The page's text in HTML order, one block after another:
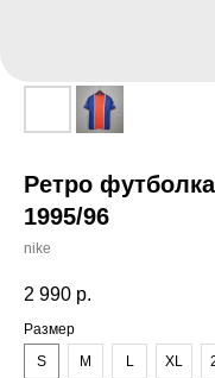
Ретро
1995/96
nike
2 990 р.
Размер
S
M L XL